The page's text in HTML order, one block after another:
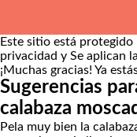
Este sitio está
privacidad y Se aplican
¡Muchas gracias! Ya
Sugerencias
calabaza
Pela muy bien la